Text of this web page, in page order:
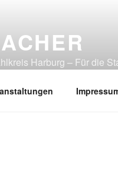
Harburg – Für die